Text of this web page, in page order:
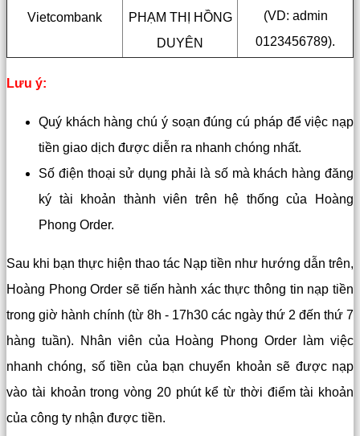
(VD: admin
0123456789).
Vietcombank
PHẠM THỊ HỒNG
DUYÊN
Lưu ý:
Quý khách hàng chú ý soạn đúng cú pháp để việc nạp
tiền giao dịch được diễn ra nhanh chóng nhất.
Số điện thoại sử dụng phải là số mà khách hàng đăng
ký tài khoản thành viên trên hệ thống của Hoàng
Phong Order.
Sau khi bạn thực hiện thao tác Nạp tiền như hướng dẫn trên,
Hoàng Phong Order sẽ tiến hành xác thực thông tin nạp tiền
trong giờ hành chính (từ 8h - 17h30 các ngày thứ 2 đến thứ 7
hàng tuần). Nhân viên của Hoàng Phong Order làm việc
nhanh chóng, số tiền của bạn chuyển khoản sẽ được nạp
vào tài khoản trong vòng 20 phút kể từ thời điểm tài khoản
của công ty nhận được tiền.